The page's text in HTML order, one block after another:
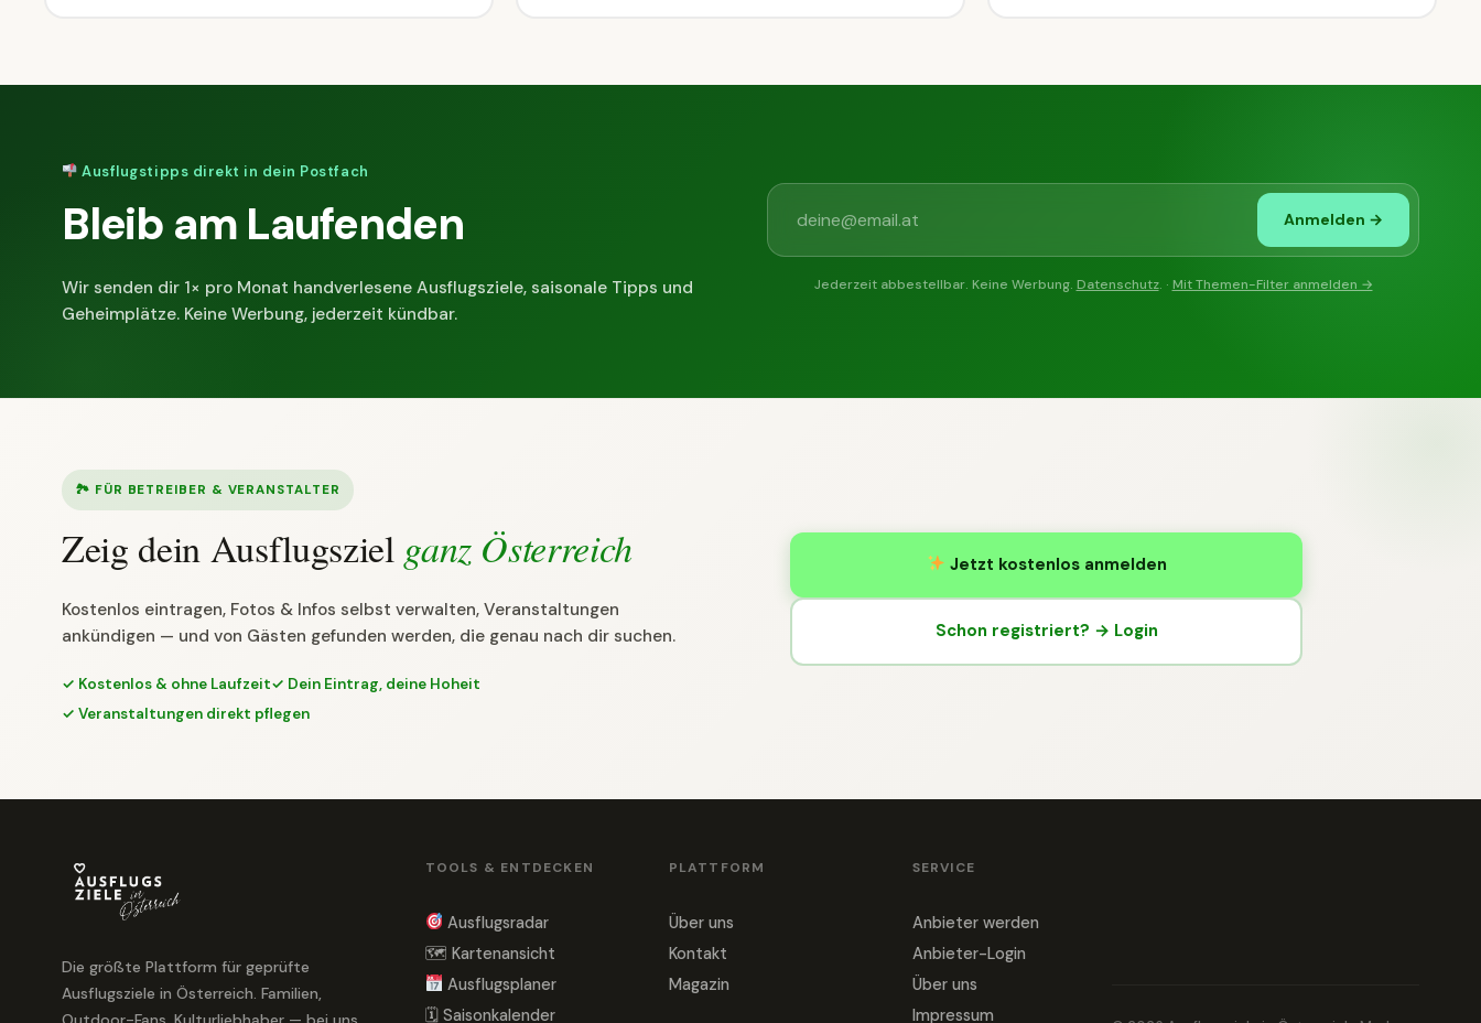
Ausflugstipps direkt in dein Postfach
Bleib am Laufenden
Wir senden dir 1× pro Monat handverlesene Ausflugsziele, saisonale Tipps und
Geheimplätze. Keine Werbung, jederzeit kündbar.
Anmelden →
Jederzeit abbestellbar. Keine Werbung. Datenschutz. · Mit Themen-Filter anmelden →
🏞 FÜR BETREIBER & VERANSTALTER
Zeig dein Ausflugsziel ganz Österreich
Kostenlos eintragen, Fotos & Infos selbst verwalten, Veranstaltungen
ankündigen — und von Gästen gefunden werden, die genau nach dir suchen.
✓ Kostenlos & ohne Laufzeit✓ Dein Eintrag, deine Hoheit
✓ Veranstaltungen direkt pflegen
Jetzt kostenlos anmelden
Schon registriert? → Login
Die größte Plattform für geprüfte
Ausflugsziele in Österreich. Familien,
TOOLS & ENTDECKEN
Ausflugsradar
🗺 Kartenansicht
Ausflugsplaner
🗓 Saisonkalender
PLATTFORM
Über uns
Kontakt
Magazin
SERVICE
Anbieter werden
Anbieter-Login
Über uns
Impressum